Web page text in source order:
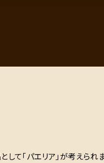
「パエリア」が考えられま